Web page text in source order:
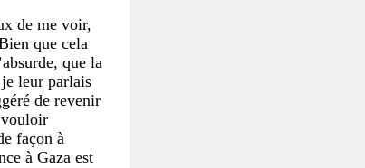
de me voir,
que cela
que la
je leur parlais
de revenir
vouloir
façon à
à Gaza est